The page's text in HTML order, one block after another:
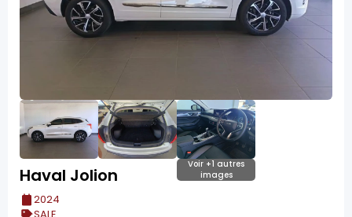
Voir +1 autres
images
Haval Jolion
2024